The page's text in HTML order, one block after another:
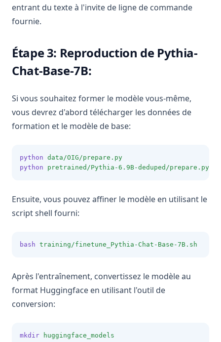
entrant du texte à l'invite de ligne de commande
fournie.
Étape 3: Reproduction de Pythia-
Chat-Base-7B:
Si vous souhaitez former le modèle vous-même,
vous devrez d'abord télécharger les données de
formation et le modèle de base:
python data/OIG/prepare.py
python
pretrained/Pythia-6.9B-deduped/prepare.py
Ensuite, vous pouvez affiner le modèle en utilisant le
script shell fourni:
bash training/finetune_Pythia-Chat-Base-7B.sh
Après l'entraînement, convertissez le modèle au
format Huggingface en utilisant l'outil de
conversion:
mkdir
huggingface_models